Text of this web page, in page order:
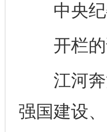
中央纪
开栏的
江河奔
强国建设